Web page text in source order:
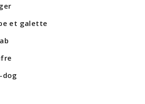
et galette
dog